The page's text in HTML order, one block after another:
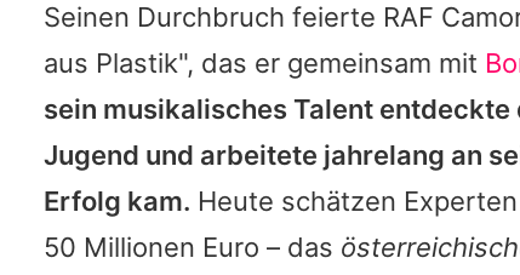
Seinen Durchbruch feierte RAF
aus Plastik", das er gemeinsam mit
sein musikalisches Talent
Jugend und arbeitete jahrelang an
Erfolg kam. Heute schätzen
50 Millionen Euro – das